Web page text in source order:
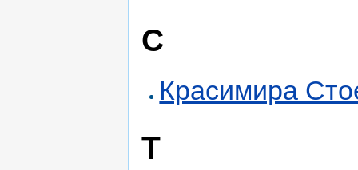
С
Красимира
Т